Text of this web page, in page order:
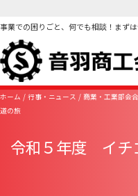
事業での困りごと、何でも相談！まず
ホーム 行事・ニュース 商業・工業部会
道の旅
令和５年度 イチ